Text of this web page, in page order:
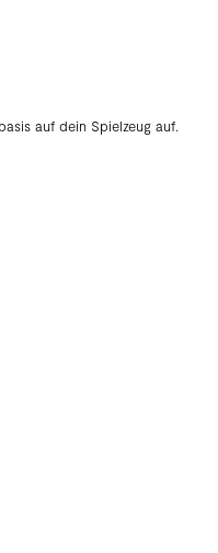
auf dein Spielzeug auf.